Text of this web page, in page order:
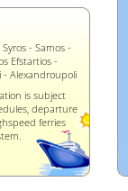
- Samos -
Efstartios -
- Alexandroupoli
is subject
departure
ferries